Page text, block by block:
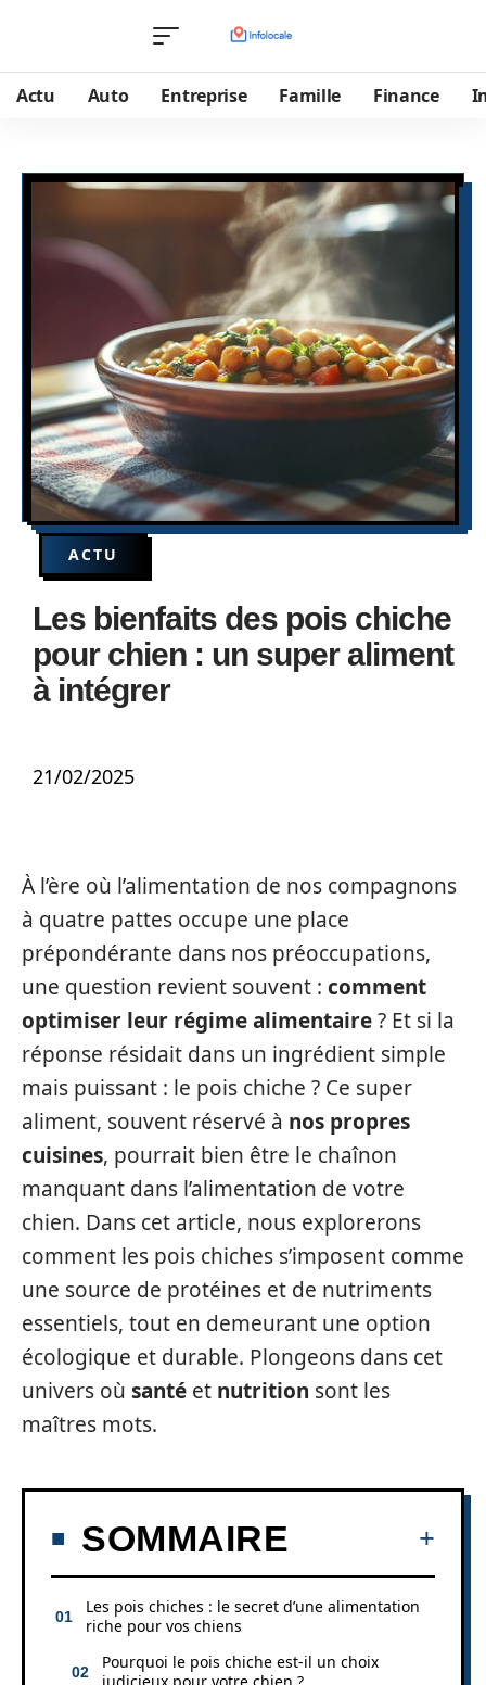
Actu Auto Entreprise Famille Finance
ACTU
Les bienfaits des pois chiche
pour chien : un super aliment
à intégrer
21/02/2025
À l’ère où l’alimentation de nos compagnons
à quatre pattes occupe une place
prépondérante dans nos préoccupations,
une question revient souvent : comment
optimiser leur régime alimentaire? Et si la
réponse résidait dans un ingrédient simple
mais puissant : le pois chiche ? Ce super
aliment, souvent réservé à nos propres
cuisines, pourrait bien être le chaînon
manquant dans l’alimentation de votre
chien. Dans cet article, nous explorerons
comment les pois chiches s’imposent comme
une source de protéines et de nutriments
essentiels, tout en demeurant une option
écologique et durable. Plongeons dans cet
univers où santé et nutrition sont les
maîtres mots.
SOMMAIRE
Les pois chiches : le secret d’une alimentation
riche pour vos chiens
Pourquoi le pois chiche est-il un choix
judicieux pour votre chien ?